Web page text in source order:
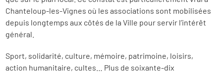
Chanteloup-les-Vignes où les associations sont mobilisées
depuis longtemps aux côtés de la Ville pour servir l’intérêt
général.
Sport, solidarité, culture, mémoire, patrimoine, loisirs,
action humanitaire, cultes… Plus de soixante-dix